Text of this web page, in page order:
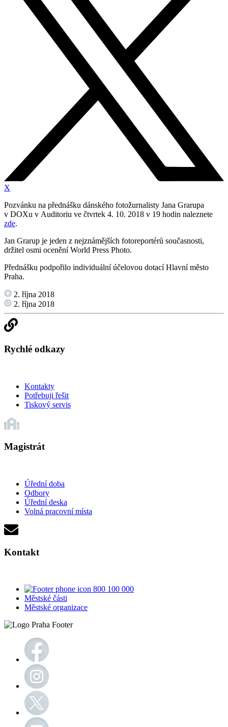
X
Pozvánku na přednášku dánského fotožurnalisty Jana Grarupa
v DOXu v Auditoriu ve čtvrtek 4. 10. 2018 v 19 hodin naleznete
zde.
Jan Grarup je jeden z nejznámějších fotoreportérů současnosti,
držitel osmi ocenění World Press Photo.
Přednášku podpořilo individuální účelovou dotací Hlavní město
Praha.
2. října 2018
2. října 2018
Rychlé odkazy
Kontakty
Potřebuji řešit
Tiskový servis
Magistrát
Úřední doba
Odbory
Úřední deska
Volná pracovní místa
Kontakt
800 100 000
Městské části
Městské organizace